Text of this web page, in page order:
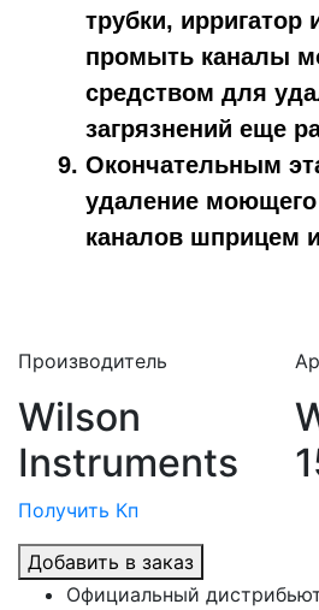
трубки, ирригатор
промыть каналы
средством для
загрязнений еще
Окончательным
удаление моющего
каналов шприцем
Производитель
Wilson
Instruments
Получить Кп
Добавить в заказ
Официальный